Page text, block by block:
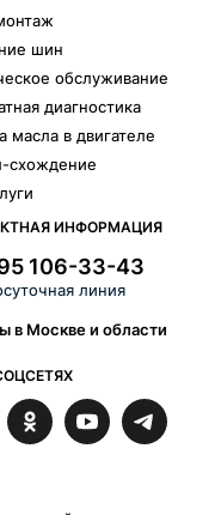
шин
обслуживание
диагностика
масла в двигателе
схождение
ИНФОРМАЦИЯ
106-33-43
линия
в Москве и области